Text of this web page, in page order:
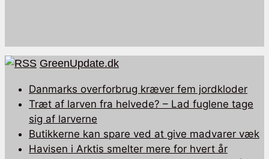
GreenUpdate.dk
Danmarks overforbrug kræver fem jordkloder
Træt af larven fra helvede? – Lad fuglene tage
sig af larverne
Butikkerne kan spare ved at give madvarer væk
Havisen i Arktis smelter mere for hvert år